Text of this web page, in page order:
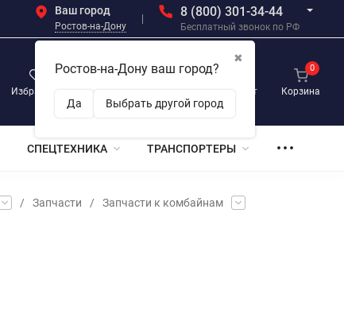
Ваш город
Ростов-на-Дону
✖
Ростов-на-Дону ваш город?
Да Выбрать другой город
8 (800) 301-34-44
Бесплатный звонок по РФ
Избранное
0
Личный кабинет Корзина
0
СПЕЦТЕХНИКА ТРАНСПОРТЕРЫ
/ Запчасти / Запчасти к комбайнам